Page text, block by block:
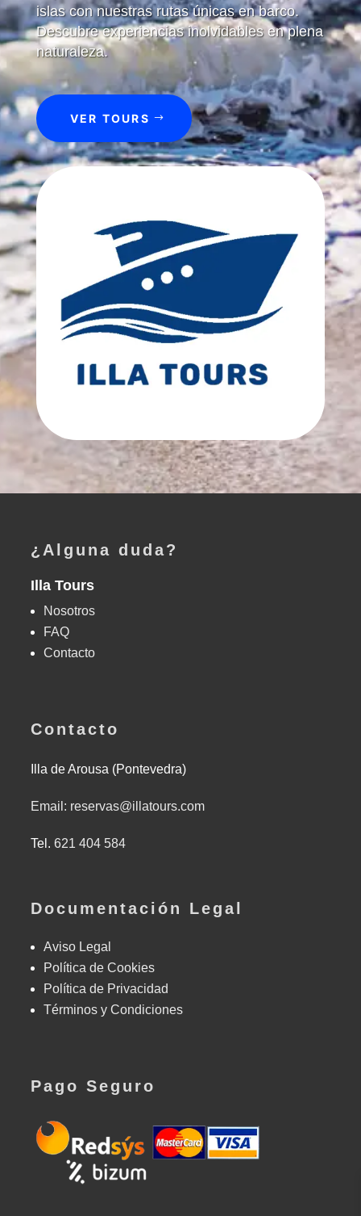
islas con nuestras rutas únicas en barco.
Descubre experiencias inolvidables en plena
naturaleza.
VER TOURS
¿Alguna duda?
Illa Tours
Nosotros
FAQ
Contacto
Contacto
Illa de Arousa (Pontevedra)
Email: reservas@illatours.com
Tel. 621 404 584
Documentación Legal
Aviso Legal
Política de Cookies
Política de Privacidad
Términos y Condiciones
Pago Seguro